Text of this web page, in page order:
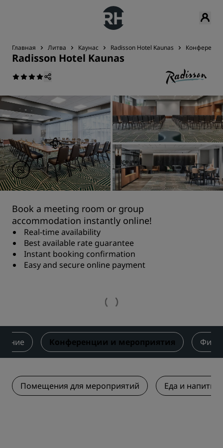
Главная Литва Каунас Radisson Hotel Kaunas
Radisson Hotel Kaunas
Book a meeting room or group
accommodation instantly online!
Real-time availability
Best available rate guarantee
Instant booking confirmation
Easy and secure online payment
Конференции и мероприятия
Помещения для мероприятий Еда и напитки